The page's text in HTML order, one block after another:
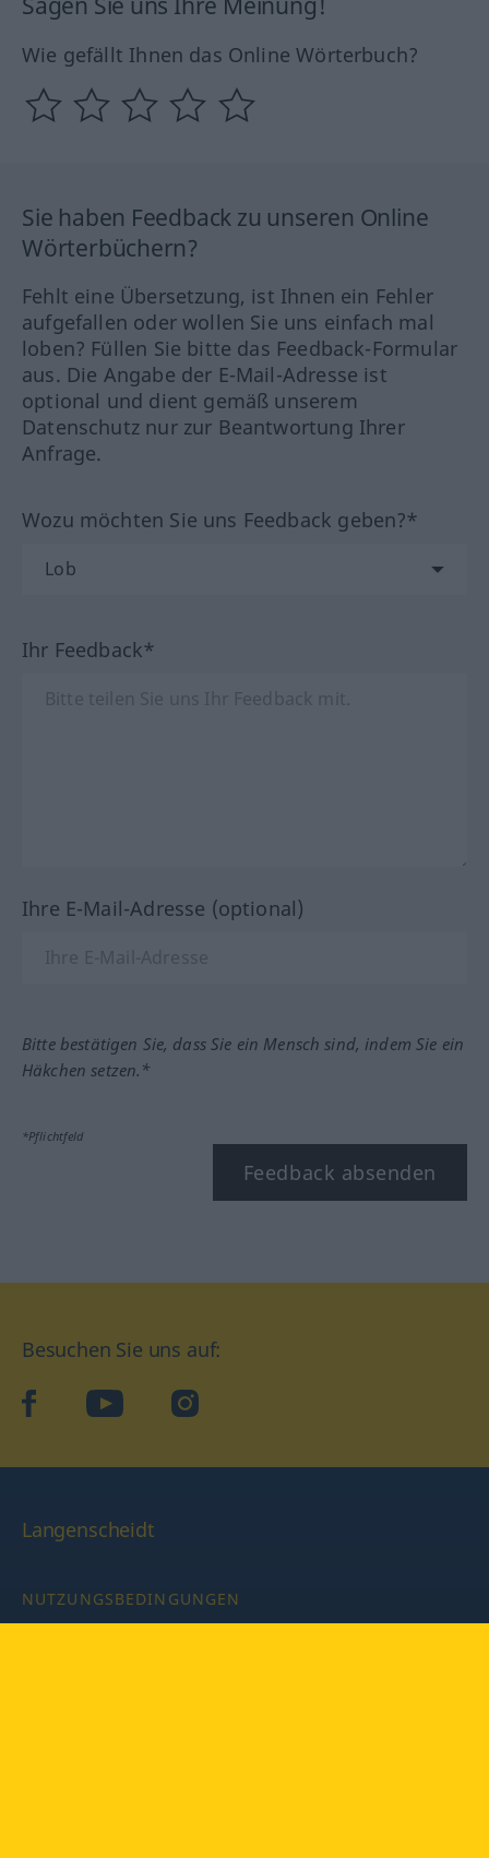
Wie gefällt Ihnen das Online Wörterbuch?
Sie haben Feedback zu unseren Online
Wörterbüchern?
Fehlt eine Übersetzung, ist Ihnen ein Fehler
aufgefallen oder wollen Sie uns einfach mal
loben? Füllen Sie bitte das Feedback-Formular
aus. Die Angabe der E-Mail-Adresse ist
optional und dient gemäß unserem
Datenschutz nur zur Beantwortung Ihrer
Anfrage.
Wozu möchten Sie uns Feedback geben?*
Ihr Feedback*
Ihre E-Mail-Adresse (optional)
Bitte bestätigen Sie, dass Sie ein Mensch sind, indem Sie ein
Häkchen setzen.*
*Pflichtfeld
Feedback absenden
Besuchen Sie uns auf:
facebookYouTube Instagram
Langenscheidt
NUTZUNGSBEDINGUNGEN